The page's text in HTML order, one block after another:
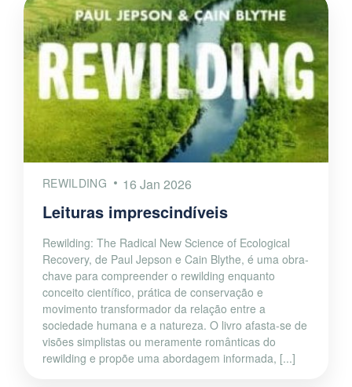
REWILDING 16 Jan 2026
Leituras imprescindíveis
Rewilding: The Radical New Science of Ecological
Recovery, de Paul Jepson e Cain Blythe, é uma obra-
chave para compreender o rewilding enquanto
conceito científico, prática de conservação e
movimento transformador da relação entre a
sociedade humana e a natureza. O livro afasta-se de
visões simplistas ou meramente românticas do
rewilding e propõe uma abordagem informada, [...]